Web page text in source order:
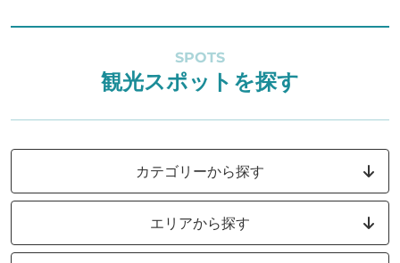
SPOTS
観光スポットを探す
カテゴリーから探す
エリアから探す